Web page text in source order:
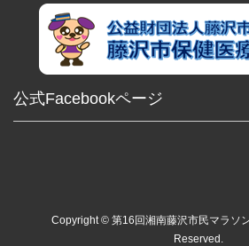
公式Facebookページ
Copyright © 第16回湘南藤沢市民マラソ
Reserved.